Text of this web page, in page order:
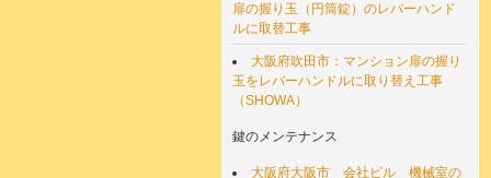
扉の握り玉（円筒錠）のレバーハンド
ルに取替工事
大阪府吹田市：マンション扉の握り
玉をレバーハンドルに取り替え工事
（SHOWA）
鍵のメンテナンス
大阪府大阪市 会社ビル 機械室の